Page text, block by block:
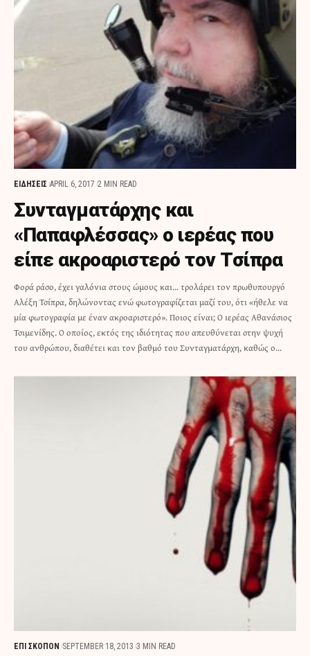
ΕΙΔΗΣΕΙΣ APRIL 6, 2017 2 MIN READ
Συνταγματάρχης και
«Παπαφλέσσας» ο ιερέας που
είπε ακροαριστερό τον Τσίπρα
Φορά ράσο, έχει γαλόνια στους ώμους και... τρολάρει τον πρωθυπουργό
Αλέξη Τσίπρα, δηλώνοντας ενώ φωτογραφίζεται μαζί του, ότι «ήθελε να
μία φωτογραφία με έναν ακροαριστερό». Ποιος είναι; Ο ιερέας Αθανάσιος
Τσιμενίδης. Ο οποίος, εκτός της ιδιότητας που απευθύνεται στην ψυχή
του ανθρώπου, διαθέτει και τον βαθμό του Συνταγματάρχη, καθώς ο…
ΕΠΙ ΣΚΟΠΟΝ SEPTEMBER 18, 2013 3 MIN READ